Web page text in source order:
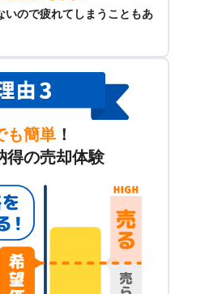
いので疲れてしまうこともあ
も簡単 ！
得の売却体験